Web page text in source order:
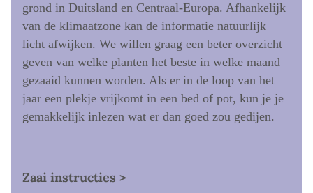
grond in Duitsland en Centraal-Europa. Afhankelijk
van de klimaatzone kan de informatie natuurlijk
licht afwijken. We willen graag een beter overzicht
geven van welke planten het beste in welke maand
gezaaid kunnen worden. Als er in de loop van het
jaar een plekje vrijkomt in een bed of pot, kun je je
gemakkelijk inlezen wat er dan goed zou gedijen.
Zaai instructies >